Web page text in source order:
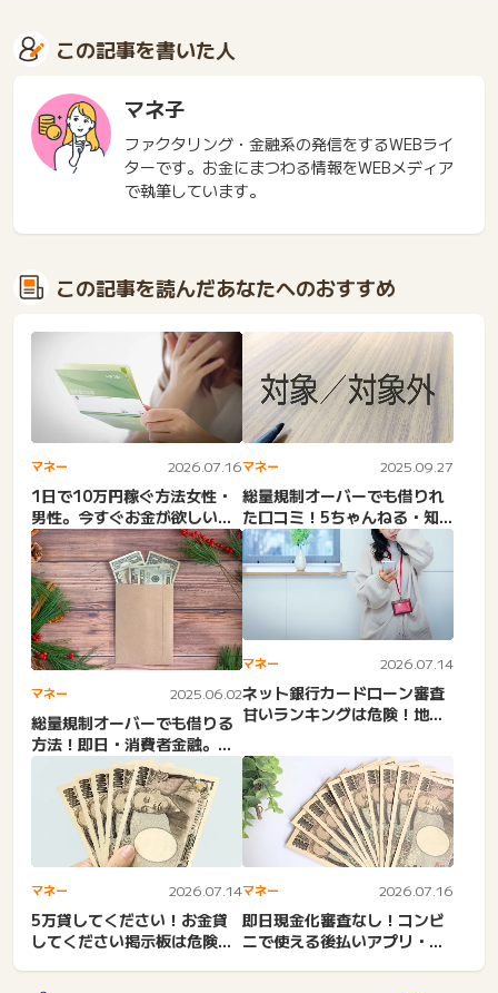
この記事を書いた人
マネ子
ファクタリング・金融系の発信をするWEBライ
ターです。お金にまつわる情報をWEBメディア
で執筆しています。
この記事を読んだあなたへのおすすめ
マネー 2026.07.16
1日で10万円稼ぐ方法女性・
男性。今すぐお金が欲しい。
即金・3日で10万バイト...
マネー 2025.09.27
総量規制オーバーでも借りれ
た口コミ！5ちゃんねる・知
恵袋。即日・銀行・消費者
金...
マネー 2025.06.02
総量規制オーバーでも借りる
方法！即日・消費者金融。抜
け道・抜け穴！総量規制以
上...
マネー 2026.07.14
ネット銀行カードローン審査
甘いランキングは危険！地方
は...
マネー 2026.07.14
5万貸してください！お金貸
してください掲示板は危険。
マネー 2026.07.16
即日現金化審査なし！コンビ
ニで使える後払いアプリ・電